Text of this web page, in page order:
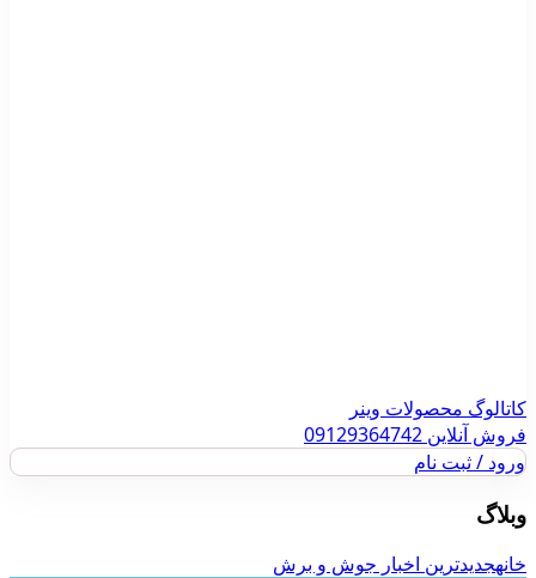
کاتالوگ محصولات وینر
فروش آنلاین 09129364742
ورود / ثبت نام
وبلاگ
خانهجدیدترین اخبار جوش و برش